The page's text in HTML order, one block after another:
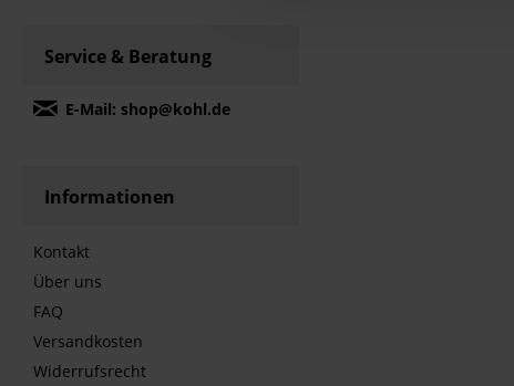
Service & Beratung
E-Mail: shop@kohl.de
Informationen
Kontakt
Über uns
FAQ
Versandkosten
Widerrufsrecht